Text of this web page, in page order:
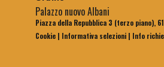
Palazzo nuovo Albani
Piazza della Repubblica 3 (terzo piano),
Cookie| Informativa selezioni| Info